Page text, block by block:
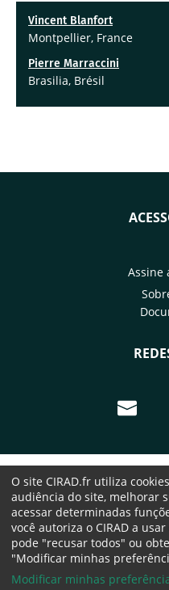
Vincent Blanfort
Montpellier, France
Pierre Marraccini
Brasilia, Brésil
Assine
Ir
O site CIRAD.fr utiliza
audiência do site, melhorar
acessar determinadas
você autoriza o CIRAD a
pode "recusar todos" ou
"Modificar minhas
Modificar minhas